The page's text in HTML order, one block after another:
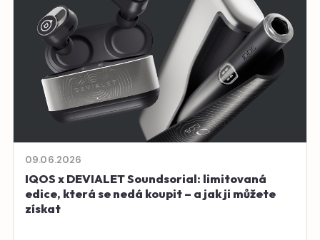
09.06.2026
IQOS x DEVIALET Soundsorial: limitovaná
edice, která se nedá koupit – a jak ji můžete
získat